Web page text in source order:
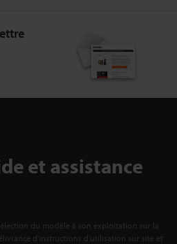
et assistance
du modèle à son exploitation sur la
d'instructions d'utilisation sur site et